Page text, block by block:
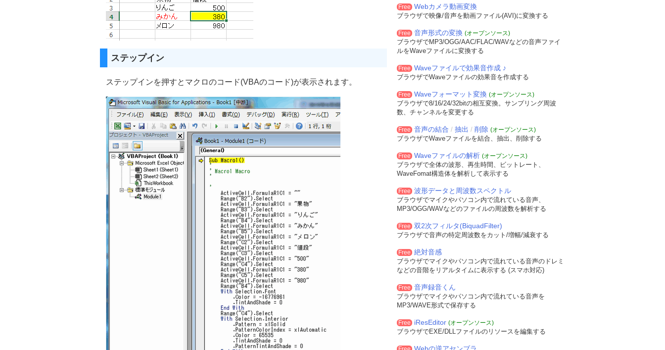
ステップイン
ステップインを押すとマクロのコード(VBAのコード)が表示されます。
Free Webカメラ動画変換
ブラウザで映像/音声を動画ファイル(AVI)に変換する
Free 音声形式の変換 (オープンソース)
ブラウザでMP3/OGG/AAC/FLAC/WAVなどの音声ファイ
ルをWaveファイルに変換する
Free Waveファイルで効果音作成 ♪
ブラウザでWaveファイルの効果音を作成する
Free Waveフォーマット変換 (オープンソース)
ブラウザで8/16/24/32bitの相互変換。サンプリング周波
数、チャンネルを変更する
Free 音声の結合 / 抽出 / 削除 (オープンソース)
ブラウザでWaveファイルを結合、抽出、削除する
Free Waveファイルの解析 (オープンソース)
ブラウザで全体の波形、再生時間、ビットレート、
WaveFomat構造体を解析して表示する
Free 波形データと周波数スペクトル
ブラウザでマイクやパソコン内で流れている音声、
MP3/OGG/WAVなどのファイルの周波数を解析する
Free 双2次フィルタ(BiquadFilter)
ブラウザで音声の特定周波数をカット/増幅/減衰する
Free 絶対音感
ブラウザでマイクやパソコン内で流れている音声のドレミ
などの音階をリアルタイムに表示する (スマホ対応)
Free 音声録音くん
ブラウザでマイクやパソコン内で流れている音声を
MP3/WAVE形式で保存する
Free iResEditor (オープンソース)
ブラウザでEXE/DLLファイルのリソースを編集する